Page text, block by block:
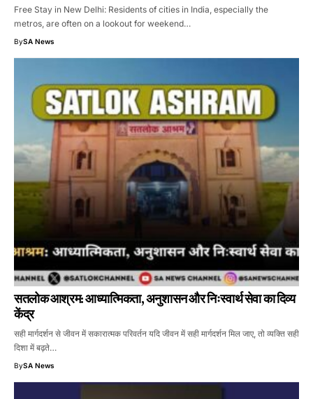
Free Stay in New Delhi: Residents of cities in India, especially the
metros, are often on a lookout for weekend…
BySA News
सतलोक आश्रम: आध्यात्मिकता, अनुशासन और निःस्वार्थ सेवा का दिव्य
केंद्र
सही मार्गदर्शन से जीवन में सकारात्मक परिवर्तन यदि जीवन में सही मार्गदर्शन मिल जाए, तो व्यक्ति सही
दिशा में बढ़ते…
BySA News